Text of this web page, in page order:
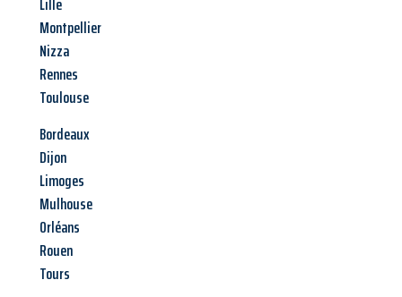
Montpellier
Nizza
Rennes
Toulouse
Bordeaux
Dijon
Limoges
Mulhouse
Orléans
Rouen
Tours